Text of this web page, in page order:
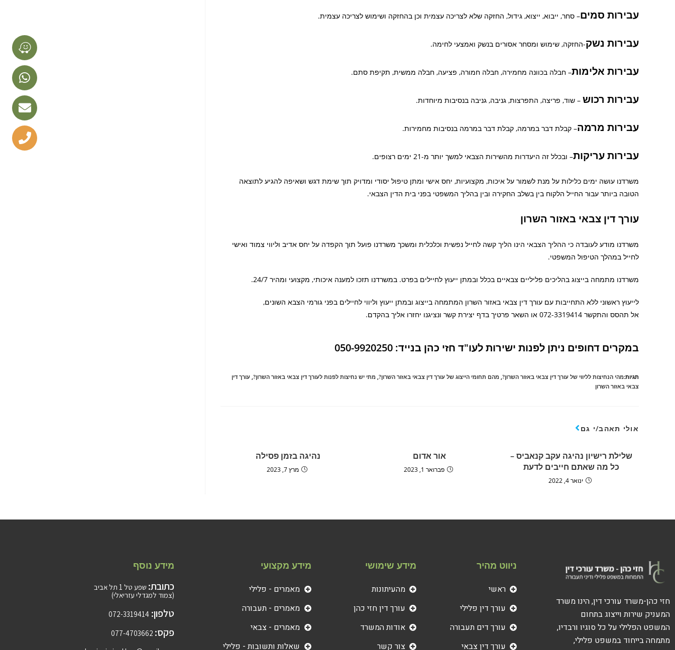
עבירות סמים– סחר, ייבוא, ייצוא, גידול, החזקה שלא לצריכה עצמית וכן בהחזקה ושימוש לצריכה עצמית.
עבירות נשק-החזקה, שימוש ומסחר אסורים בנשק ואמצעי לחימה.
עבירות אלימות– חבלה בכוונה מחמירה, חבלה חמורה, פציעה, חבלה ממשית, תקיפת סתם.
עבירות רכוש – שוד, פריצה, התפרצות, גניבה, גניבה בנסיבות מיוחדות.
עבירות מרמה– קבלת דבר במרמה, קבלת דבר במרמה בנסיבות מחמירות.
עבירות עריקות– ובכלל זה היעדרות מהשירות הצבאי למשך יותר מ-21 ימים רצופים.
משרדנו עושה ימים כלילות על מנת לשמור על איכות, מקצועיות, יחס אישי ומתן טיפול יסודי ומדויק תוך שימת דגש ושאיפה להגיע לתוצאה
הטובה ביותר עבור החייל הלקוח בין בשלב החקירה ובין בהליך המשפטי בפני בית הדין הצבאי.
עורך דין צבאי באזור השרון
משרדנו מודע לעובדה כי ההליך הצבאי הינו הליך קשה לחייל נפשית וכלכלית ומשכך משרדנו פועל תוך הקפדה על יחס אדיב וליווי צמוד ואישי
לחייל במהלך הטיפול המשפטי.
משרדנו מתמחה בייצוג בהליכים פליליים צבאיים בכלל ובמתן ייעוץ לחיילים בפרט. במשרדנו תזכו למענה איכותי, מקצועי ומהיר 24/7.
לייעוץ ראשוני ללא התחייבות עם עורך דין צבאי באזור השרון המתמחה בייצוג ובמתן ייעוץ וליווי לחיילים בפני גורמי הצבא השונים,
אל תהסס והתקשר 072-3319414 או השאר פרטיך בדף יצירת קשר ונציגנו יחזרו אליך בהקדם.
במקרים דחופים ניתן לפנות ישירות לעו"ד חזי כהן בנייד: 050-9920250
תגיות:מהי הנחיצות לליווי של עורך דין צבאי באזור השרון? מהם תחומי הייצוג של עורך דין צבאי באזור השרון? מתי יש נחיצות לפנות לעורך דין צבאי באזור השרון? עורך דין
צבאי באזור השרון
אולי תאהב/י גם
נהיגה בזמן פסילה
מרץ 7, 2023
אור אדום
פברואר 1, 2023
שלילת רישיון נהיגה עקב קנאביס –
כל מה שאתם חייבים לדעת
ינואר 4, 2022
חזי כהן-משרד עורכי דין, הינו משרד
המעניק שירות וייצוג בתחום
המשפט הפלילי על כל סוגיו ורבדיו,
מתמחה בייחוד במשפט פלילי,
ניווט מהיר
ראשי
עורך דין פלילי
עורך דים תעבורה
עורך דין צבאי
מידע שימושי
מהעיתונות
עורך דין חזי כהן
אודות המשרד
צור קשר
מידע מקצועי
מאמרים - פלילי
מאמרים - תעבורה
מאמרים - צבאי
שאלות ותשובות - פלילי
מידע נוסף
כתובת:
שפע טל 1 תל אביב
(צמוד למגדלי עזריאלי)
טלפון: 072-3319414
פקס: